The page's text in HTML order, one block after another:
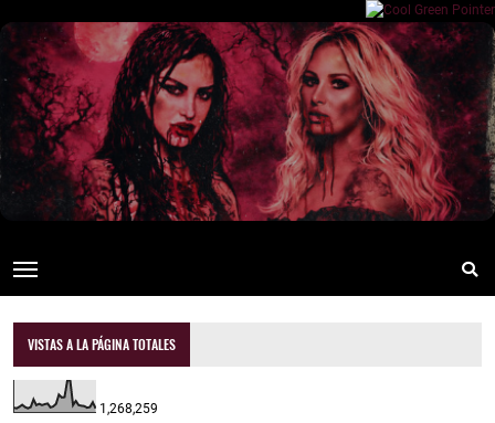
VISTAS A LA PÁGINA TOTALES
1,268,259